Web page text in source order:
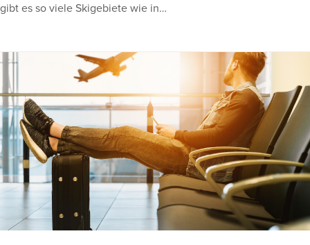
gibt es so viele Skigebiete wie in…